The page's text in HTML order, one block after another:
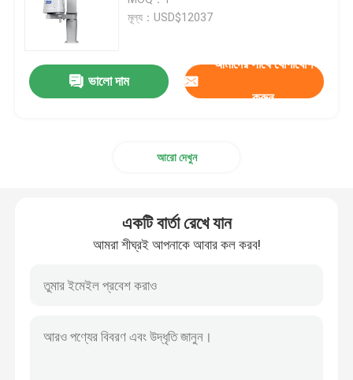
ঢালাই রোবট হাত
প্যালেটাইজিং রোবট আর্ম
রোবট লিনিয়ার ট্র্যাক
রোবট পজিশনার
রোবট প্রতিরক্ষামূলক কভার
মূল্য：USD$12037
ভালো দাম
আমাদের সাথে যোগাযোগ
করুন
আরো দেখুন
একটি বার্তা রেখে যান
আমরা শীঘ্রই আপনাকে আবার কল করব!